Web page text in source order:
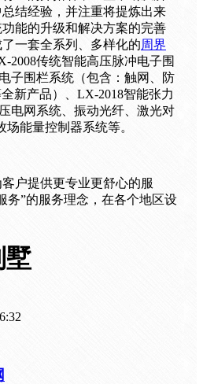
结经验，并注重将提炼出来
能的升级和解决方案的完善
一套全系列、多样化的周界
2008传统智能高压脉冲电子围
子围栏系统（包含：触网、防
新产品）、LX-2018智能张力
电网系统、振动光纤、激光对
能量控制器系统等。
提供更专业更舒心的服
务”的服务理念，在各个地区设
墅